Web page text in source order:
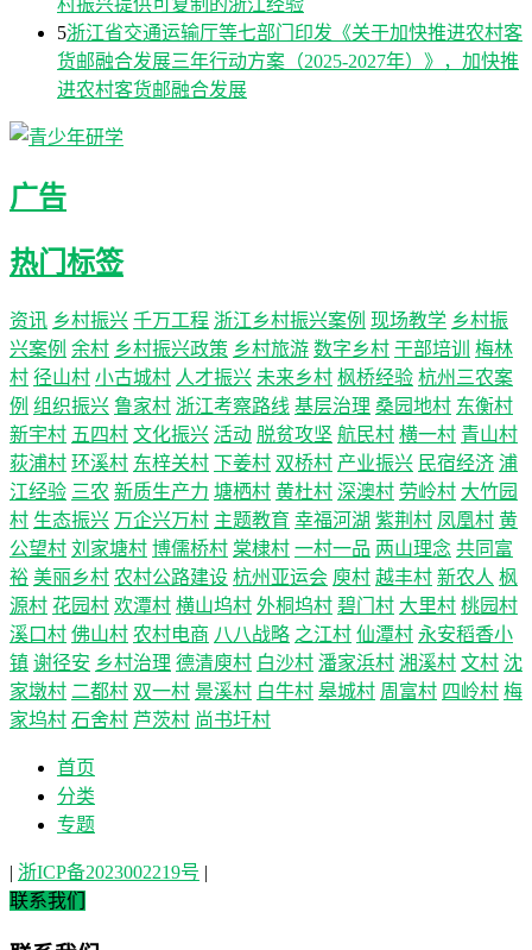
村振兴提供可复制的浙江经验
5浙江省交通运输厅等七部门印发《关于加快推进农村客
货邮融合发展三年行动方案（2025-2027年）》，加快推
进农村客货邮融合发展
广告
热门标签
资讯 乡村振兴 千万工程 浙江乡村振兴案例 现场教学 乡村振
兴案例 余村 乡村振兴政策 乡村旅游 数字乡村 干部培训
梅林
村 径山村 小古城村 人才振兴 未来乡村 枫桥经验 杭州三农案
例 组织振兴 鲁家村 浙江考察路线 基层治理 桑园地村 东衡村
新宇村 五四村 文化振兴 活动 脱贫攻坚 航民村 横一村 青山村
荻浦村 环溪村 东梓关村 下姜村 双桥村 产业振兴 民宿经济 浦
江经验 三农 新质生产力 塘栖村 黄杜村 深澳村 劳岭村 大竹园
村 生态振兴 万企兴万村 主题教育 幸福河湖 紫荆村 凤凰村 黄
公望村 刘家塘村 博儒桥村 棠棣村 一村一品 两山理念 共同富
裕 美丽乡村 农村公路建设 杭州亚运会 庾村 越丰村 新农人 枫
源村 花园村 欢潭村 横山坞村 外桐坞村 碧门村 大里村 桃园村
溪口村 佛山村 农村电商 八八战略 之江村 仙潭村 永安稻香小
镇 谢径安 乡村治理 德清庾村 白沙村 潘家浜村 湘溪村 文村 沈
家墩村 二都村 双一村 景溪村 白牛村 皋城村 周富村 四岭村 梅
家坞村 石舍村 芦茨村 尚书圩村
首页
分类
专题
| 浙ICP备2023002219号 |
联系我们